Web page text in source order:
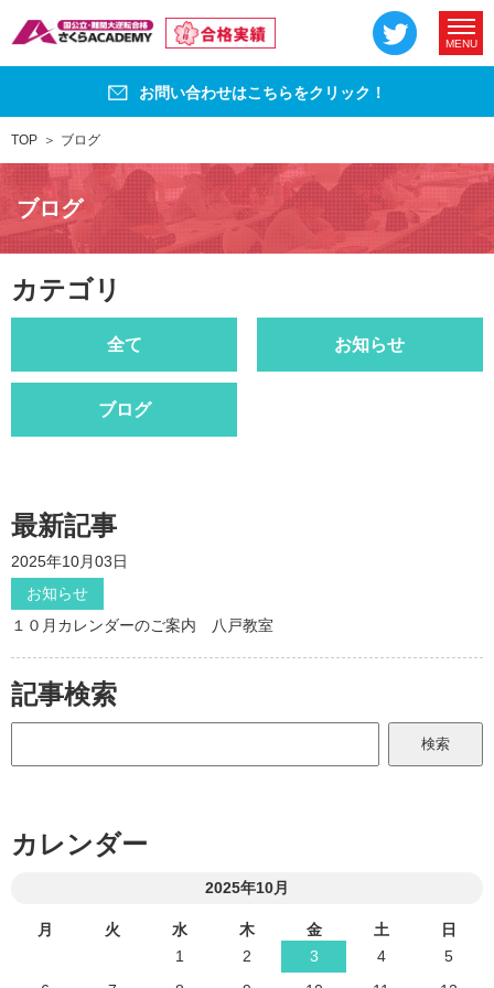
MENU
お問い合わせはこちらをクリック！
TOP ブログ
ブログ
カテゴリ
全て お知らせ
ブログ
最新記事
2025年10月03日
お知らせ
１０月カレンダーのご案内 八戸教室
記事検索
カレンダー
2025年10月
月 火 水 木 金 土
日
1
2 3 4
5